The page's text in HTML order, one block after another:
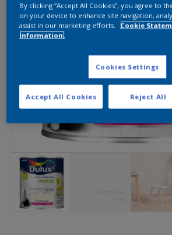
By clicking “Accept All Cookies”, you agree to
on your device to enhance site navigation,
assist in our marketing efforts.
Cookie
information.
Cookies Settings
Reject All
Accept All Cookies